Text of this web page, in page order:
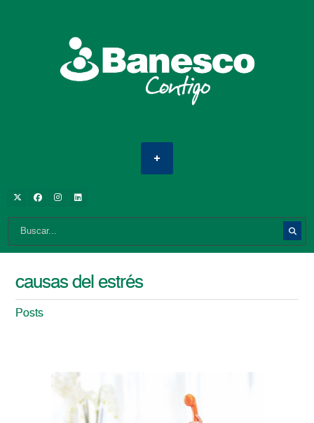
causas del estrés
Posts